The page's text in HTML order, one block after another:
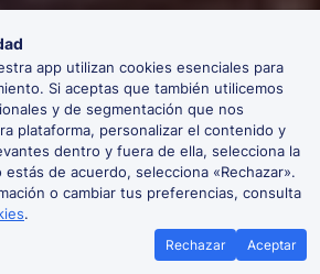
app utilizan cookies esenciales para
Si aceptas que también utilicemos
y de segmentación que nos
plataforma, personalizar el contenido y
dentro y fuera de ella, selecciona la
de acuerdo, selecciona «Rechazar».
o cambiar tus preferencias, consulta
.
Rechazar Aceptar